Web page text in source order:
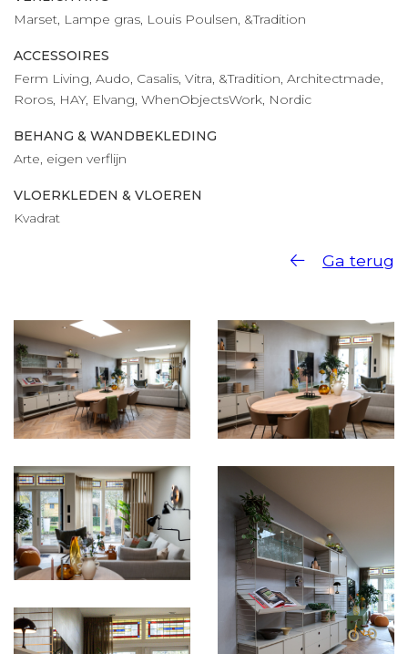
Marset, Lampe gras, Louis Poulsen, &Tradition
ACCESSOIRES
Ferm Living, Audo, Casalis, Vitra, &Tradition, Architectmade,
Roros, HAY, Elvang, WhenObjectsWork, Nordic
BEHANG & WANDBEKLEDING
Arte, eigen verflijn
VLOERKLEDEN & VLOEREN
Kvadrat
Ga terug